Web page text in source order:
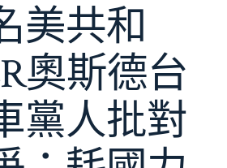
美共和
奧斯德台
黨人批對